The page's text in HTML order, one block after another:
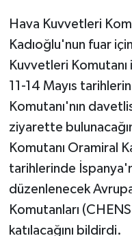
Hava Kuvvetleri
Kadıoğlu'nun fuar
Kuvvetleri
11-14 Mayıs
Komutanı'nın
ziyarette
Komutanı Oramiral
tarihlerinde
düzenlenecek
Komutanları
katılacağını bildirdi.